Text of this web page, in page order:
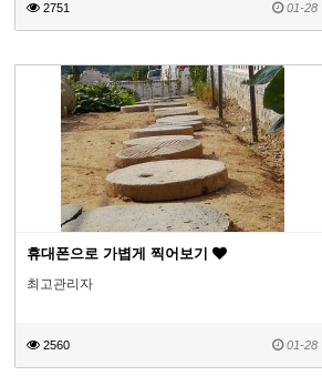
2751 01-28
휴대폰으로 가볍게 찍어보기
최고관리자
2560 01-28